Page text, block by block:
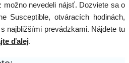
možno nevedeli nájsť. Dozviete sa o
Susceptible, otváracích hodinách,
najbližšími prevádzkami. Nájdete tu
ďalej.